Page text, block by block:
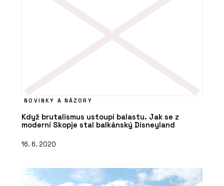
NOVINKY A NÁZORY
Když brutalismus ustoupí balastu. Jak se z
moderní Skopje stal balkánský Disneyland
16. 6. 2020